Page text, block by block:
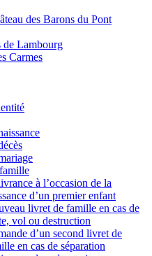
des Barons du Pont
de Lambourg
Carmes
à l’occasion de la
d’un premier enfant
livret de famille en cas de
vol ou destruction
d’un second livret de
en cas de séparation